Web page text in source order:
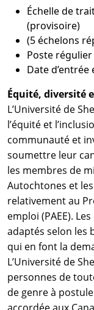
Échelle de
(provisoire)
(5 échelons
Poste
Date
Équité, diversité
L’Université de
l’équité et
communauté et
soumettre leur
les membres de
Autochtones et les
relativement au
emploi (PAEE).
adaptés selon les
qui en font la
L’Université de
personnes de
de genre à